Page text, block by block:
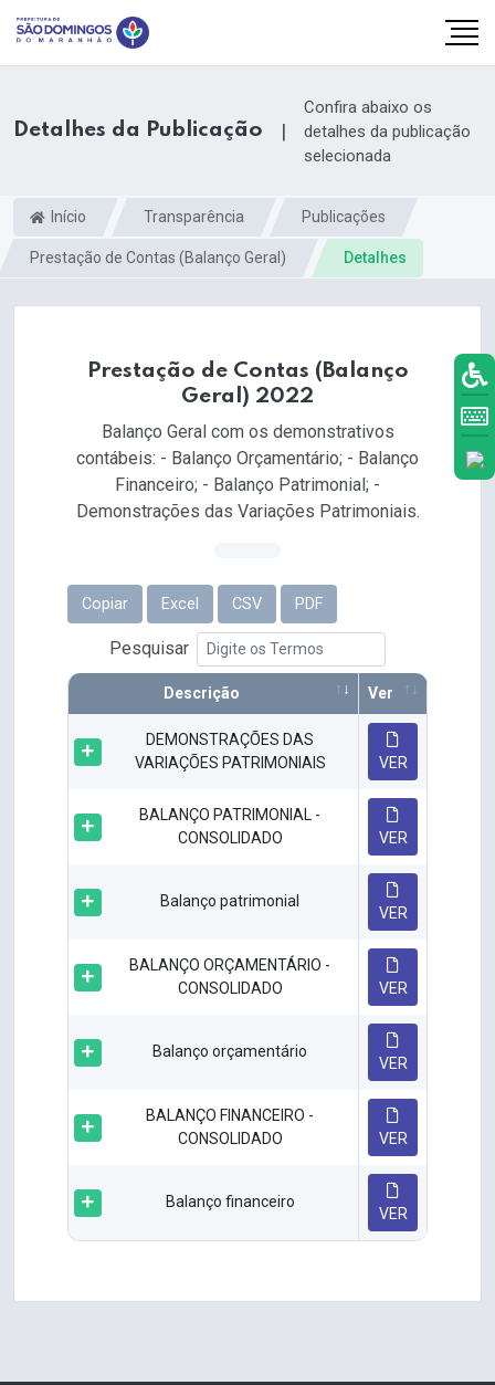
Detalhes da Publicação |
Confira abaixo os
detalhes da publicação
selecionada
Início Transparência Publicações
Prestação de Contas (Balanço Geral) Detalhes
Prestação de Contas (Balanço
Geral) 2022
Balanço Geral com os demonstrativos
contábeis: - Balanço Orçamentário; - Balanço
Financeiro; - Balanço Patrimonial; -
Demonstrações das Variações Patrimoniais.
Copiar Excel CSV PDF
Pesquisar
Descrição Ver
DEMONSTRAÇÕES DAS
VARIAÇÕES PATRIMONIAIS
VER
BALANÇO PATRIMONIAL -
CONSOLIDADO
VER
Balanço patrimonial
VER
BALANÇO ORÇAMENTÁRIO -
CONSOLIDADO
VER
Balanço orçamentário
VER
BALANÇO FINANCEIRO -
CONSOLIDADO
VER
Balanço financeiro
VER